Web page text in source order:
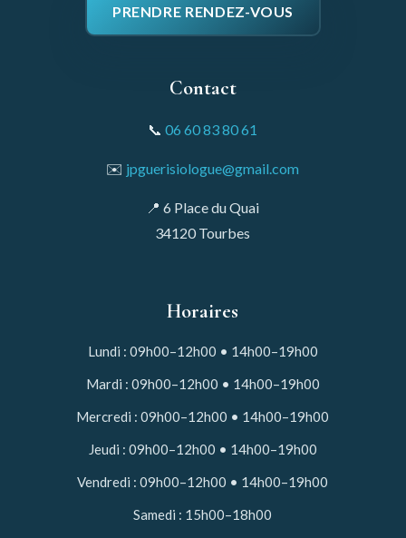
PRENDRE RENDEZ-VOUS
Contact
📞06 60 83 80 61
✉️ jpguerisiologue@gmail.com
📍 6 Place du Quai
34120 Tourbes
Horaires
Lundi : 09h00–12h00 • 14h00–19h00
Mardi : 09h00–12h00 • 14h00–19h00
Mercredi : 09h00–12h00 • 14h00–19h00
Jeudi : 09h00–12h00 • 14h00–19h00
Vendredi : 09h00–12h00 • 14h00–19h00
Samedi : 15h00–18h00